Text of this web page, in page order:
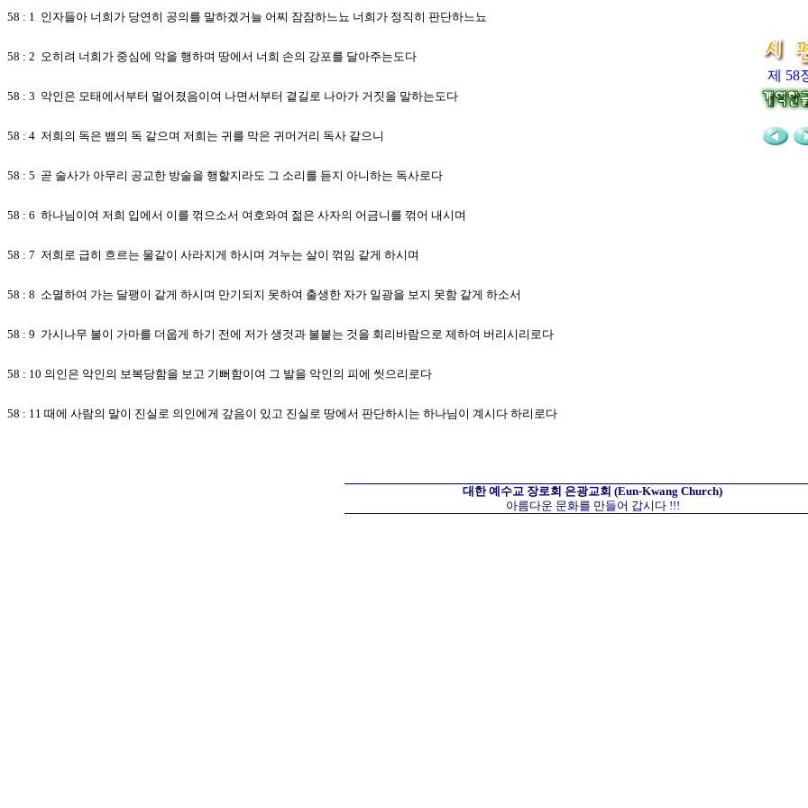
제 58
58 : 1 인자들아 너희가 당연히 공의를 말하겠거늘 어찌 잠잠하느뇨 너희가 정직히 판단하느뇨
58 : 2 오히려 너희가 중심에 악을 행하며 땅에서 너희 손의 강포를 달아주는도다
58 : 3 악인은 모태에서부터 멀어졌음이여 나면서부터 곁길로 나아가 거짓을 말하는도다
58 : 4 저희의 독은 뱀의 독 같으며 저희는 귀를 막은 귀머거리 독사 같으니
58 : 5 곧 술사가 아무리 공교한 방술을 행할지라도 그 소리를 듣지 아니하는 독사로다
58 : 6 하나님이여 저희 입에서 이를 꺾으소서 여호와여 젊은 사자의 어금니를 꺾어 내시며
58 : 7 저희로 급히 흐르는 물같이 사라지게 하시며 겨누는 살이 꺾임 같게 하시며
58 : 8 소멸하여 가는 달팽이 같게 하시며 만기되지 못하여 출생한 자가 일광을 보지 못함 같게 하소서
58 : 9 가시나무 불이 가마를 더웁게 하기 전에 저가 생것과 불붙는 것을 회리바람으로 제하여 버리시리로다
58 : 10 의인은 악인의 보복당함을 보고 기뻐함이여 그 발을 악인의 피에 씻으리로다
58 : 11 때에 사람의 말이 진실로 의인에게 갚음이 있고 진실로 땅에서 판단하시는 하나님이 계시다 하리로다
대한 예수교 장로회 은광교회 (Eun-Kwang Church)
아름다운 문화를 만들어 갑시다 !!!